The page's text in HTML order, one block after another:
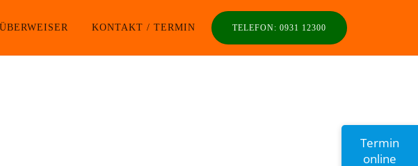
ÜBERWEISER KONTAKT / TERMIN TELEFON: 0931 12300
Termin
online